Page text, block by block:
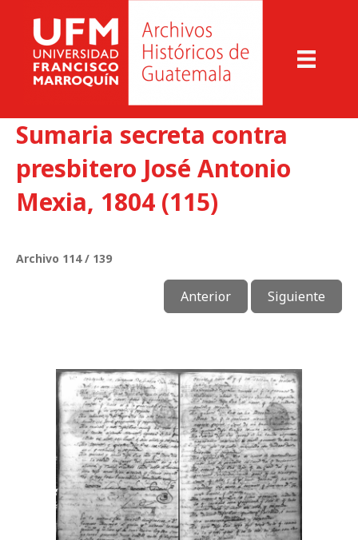
Sumaria secreta contra
presbitero José Antonio
Mexia, 1804 (115)
Archivo 114 / 139
Anterior Siguiente